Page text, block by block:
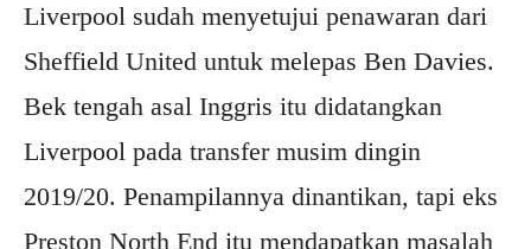
Liverpool sudah menyetujui penawaran dari
Sheffield United untuk melepas Ben Davies.
Bek tengah asal Inggris itu didatangkan
Liverpool pada transfer musim dingin
2019/20. Penampilannya dinantikan, tapi eks
Preston North End itu mendapatkan masalah